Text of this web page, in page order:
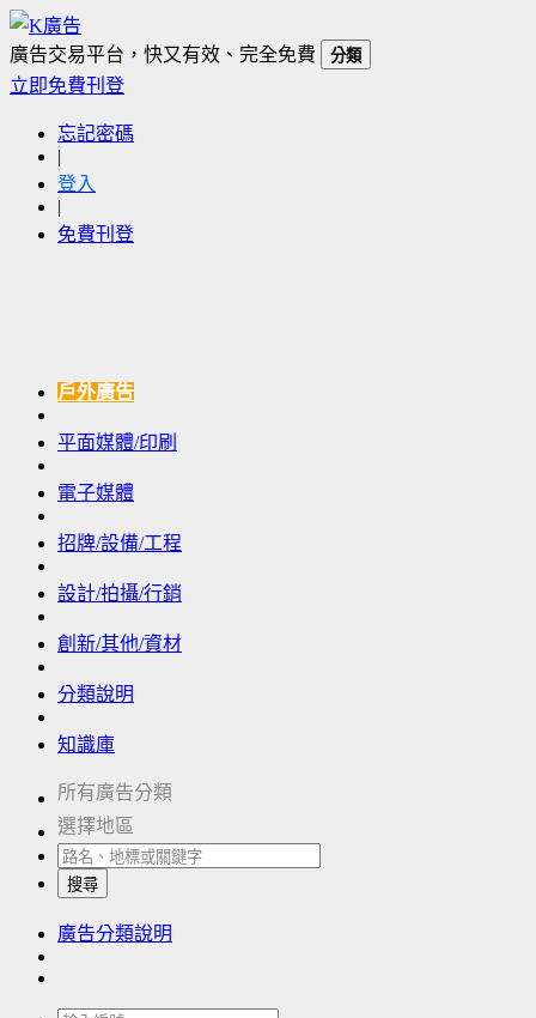
廣告交易平台，快又有效、完全免費 分類
立即免費刊登
忘記密碼
|
登入
|
免費刊登
戶外廣告
平面媒體/印刷
電子媒體
招牌/設備/工程
設計/拍攝/行銷
創新/其他/資材
分類說明
知識庫
所有廣告分類
選擇地區
搜尋
廣告分類說明